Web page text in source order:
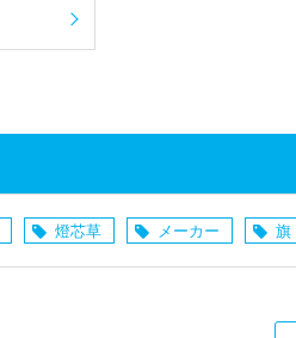
燈芯草 メーカー 旗